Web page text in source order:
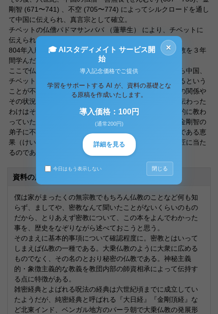
剛智 (671〜741) 、不空 (705〜774) によってシルクロードを通し
て中国に伝えられ、真言宗として確立。
チベットの仏僧パドマサンババ （蓮華生） により、チベットに
伝えられ、ラマ教へと発展。
804年入唐し、長安で青竜寺の恵果 (けいか) について密教を３年
間学んだ日本の仏僧・空海 (774〜835) が帰国。
ここで仏教もなんにも知らない僕が考えたのはインドから中国、
チベット、日本に伝わっていてその時期がほぼ一緒であるという
ことが不思議だということである。この頃の日本、中国の関係や
その状況について少し調べてみた。まず中国から日本に伝わった
わけはそのころ日本は大宝律令など中国に政治的、宗教的に教わ
っていたということがあるのではないだろうか。事実、金剛智の
弟子に不空（ふくう）という僧がいて、その不空の弟子である恵
果（けいか）、かれこそが日本に密教を広めた空海の師匠に当た
るのである。
資料の原本内容
僕は家がまったくの無宗教でもちろん仏教のことなど何も知
らず、ましてや、密教なんて聞いたことがないくらいのもの
だから、とりあえず密教について、この本をよんでわかった
事を、歴史をなぞりながら述べておこうと思う。
そのまえに基本的事項について確認程度に。密教とはいって
しまえば仏教の一種である。大乗仏教のように大衆に広める
ものでなく、その名のとおり秘密の仏教である。神秘主義
的・象徴主義的な教義を教団内部の師資相承によって伝持す
る点に特徴がある。
雑密経典とよばれる呪法の経典は六世紀頃までに成立してい
たようだが、純密経典と呼ばれる『大日経』『金剛頂経』な
ど北東インド、ベンガル地方のパーラ朝で大乗仏教の発展形
×
🎓 AIスタディメイト サービス開
始
導入記念価格でご提供
学習をサポートする AI が、資料の基礎とな
る原稿を作成いたします。
導入価格：100円
(通常200円)
詳細を見る
今日はもう表示しない 閉じる